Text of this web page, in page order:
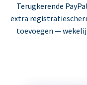
Terugkerende
extra
toevoegen —